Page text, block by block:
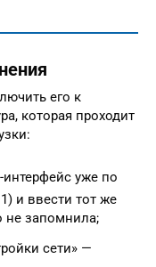
его к
которая проходит
уже по
и ввести тот же
не запомнила;
сети» —